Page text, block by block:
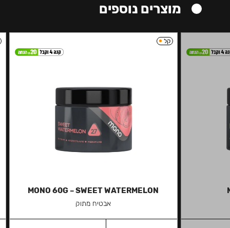
מוצרים נוספים
קל
MONO 60G – SWEET WATERMELON
אבטיח מתוק